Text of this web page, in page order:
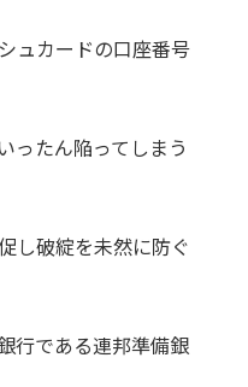
ュカードの口座番号
ったん陥ってしまう
し破綻を未然に防ぐ
行である連邦準備銀